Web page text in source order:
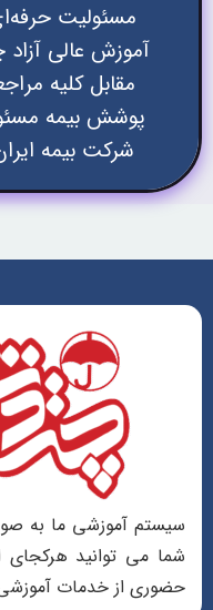
مسئولیت
آموزش عالی
مقابل کلیه
پوشش بیمه
شرکت بیمه
سیستم آموزشی ما به
شما می توانید هرکجای
حضوری از خدمات